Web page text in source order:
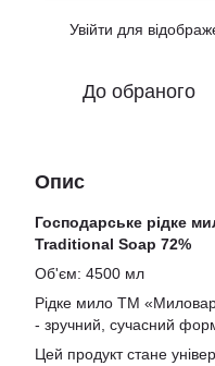
Увійти для
До обраного
Опис
Господарське рідке
Traditional Soap 72%
Об'єм: 4500 мл
Рідке мило ТМ
- зручний, сучасний
Цей продукт стане